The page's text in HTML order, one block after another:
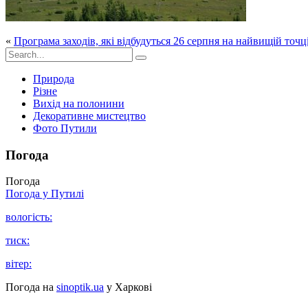
« Програма заходів, які відбудуться 26 серпня на найвищій
Природа
Різне
Вихід на полонини
Декоративне мистецтво
Фото Путили
Погода
Погода
Погода у Путилі
вологість:
тиск:
вітер:
Погода на sinoptik.ua у Харкові